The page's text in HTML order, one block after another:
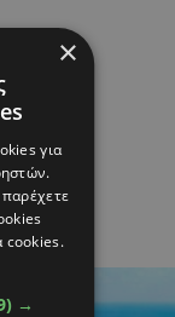
×
για
cookies.
→